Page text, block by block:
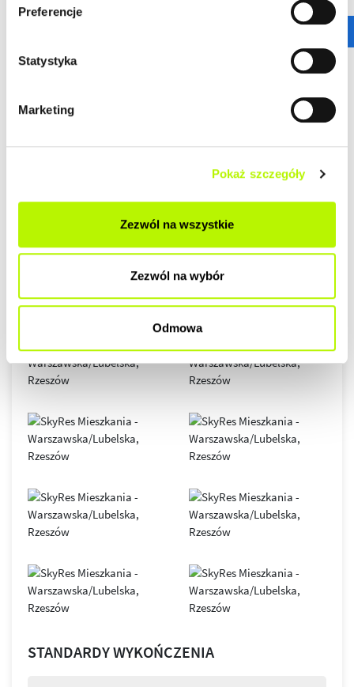
Preferencje
Statystyka
Marketing
Pokaż szczegóły
Zezwól na wszystkie
Zezwól na wybór
Odmowa
STANDARDY WYKOŃCZENIA